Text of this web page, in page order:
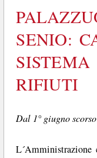
SENIO:
RIFIUTI
Dal 1° giugno scorso
L´Amministrazione